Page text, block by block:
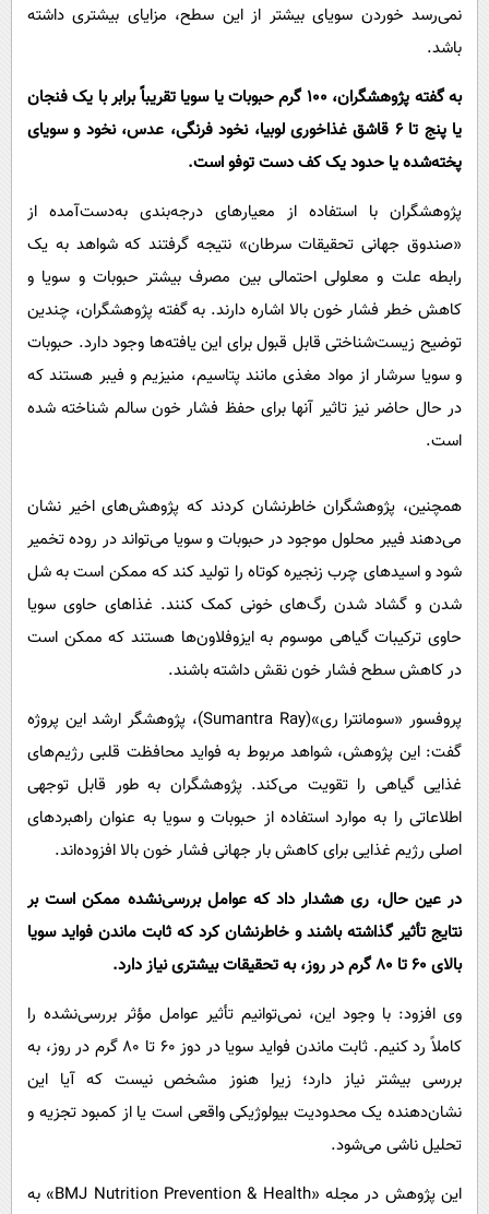
نمی‌رسد خوردن سویای بیشتر از این سطح، مزایای بیشتری داشته
باشد.
به گفته پژوهشگران، ۱۰۰ گرم حبوبات یا سویا تقریباً برابر با یک فنجان
یا پنج تا ۶ قاشق غذاخوری لوبیا، نخود فرنگی، عدس، نخود و سویای
پخته‌شده یا حدود یک کف دست توفو است.
پژوهشگران با استفاده از معیارهای درجه‌بندی به‌دست‌آمده از
«صندوق جهانی تحقیقات سرطان» نتیجه گرفتند که شواهد به یک
رابطه علت و معلولی احتمالی بین مصرف بیشتر حبوبات و سویا و
کاهش خطر فشار خون بالا اشاره دارند. به گفته پژوهشگران، چندین
توضیح زیست‌شناختی قابل قبول برای این یافته‌ها وجود دارد. حبوبات
و سویا سرشار از مواد مغذی مانند پتاسیم، منیزیم و فیبر هستند که
در حال حاضر نیز تاثیر آنها برای حفظ فشار خون سالم شناخته شده
است.
همچنین، پژوهشگران خاطرنشان کردند که پژوهش‌های اخیر نشان
می‌دهند فیبر محلول موجود در حبوبات و سویا می‌تواند در روده تخمیر
شود و اسیدهای چرب زنجیره کوتاه را تولید کند که ممکن است به شل
شدن و گشاد شدن رگ‌های خونی کمک کنند. غذاهای حاوی سویا
حاوی ترکیبات گیاهی موسوم به ایزوفلاون‌ها هستند که ممکن است
در کاهش سطح فشار خون نقش داشته باشند.
پروفسور «سومانترا ری»(Sumantra Ray)، پژوهشگر ارشد این پروژه
گفت: این پژوهش، شواهد مربوط به فواید محافظت قلبی رژیم‌های
غذایی گیاهی را تقویت می‌کند. پژوهشگران به طور قابل توجهی
اطلاعاتی را به موارد استفاده از حبوبات و سویا به عنوان راهبردهای
اصلی رژیم غذایی برای کاهش بار جهانی فشار خون بالا افزوده‌اند.
در عین حال، ری هشدار داد که عوامل بررسی‌نشده ممکن است بر
نتایج تأثیر گذاشته باشند و خاطرنشان کرد که ثابت ماندن فواید سویا
بالای ۶۰ تا ۸۰ گرم در روز، به تحقیقات بیشتری نیاز دارد.
وی افزود: با وجود این، نمی‌توانیم تأثیر عوامل مؤثر بررسی‌نشده را
کاملاً رد کنیم. ثابت ماندن فواید سویا در دوز ۶۰ تا ۸۰ گرم در روز، به
بررسی بیشتر نیاز دارد؛ زیرا هنوز مشخص نیست که آیا این
نشان‌دهنده یک محدودیت بیولوژیکی واقعی است یا از کمبود تجزیه و
تحلیل ناشی می‌شود.
این پژوهش در مجله «BMJ Nutrition Prevention & Health» به